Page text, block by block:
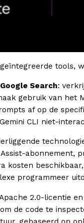
tools,
Search:
gebruik van het
af op de
CLI niet-
abonnement,
kosten
programmeer
2.0-licentie
de code te